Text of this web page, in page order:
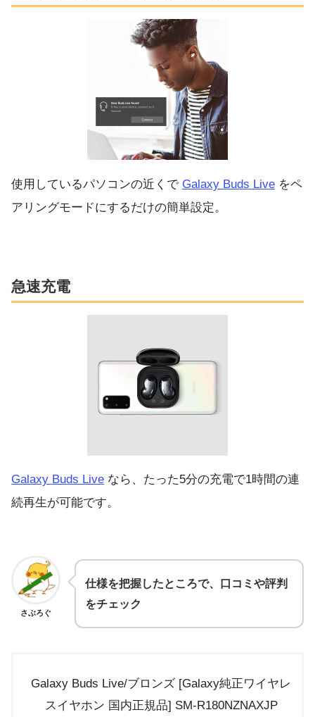
使用しているパソコンの近くで Galaxy Buds Live をペ
アリングモードにするだけの簡単設定。
急速充電
Galaxy Buds Live なら、たった5分の充電で1時間の連
続再生が可能です。
さぶろぐ
仕様を把握したところで、口コミや評判
をチェック
Galaxy Buds Live/ブロンズ [Galaxy純正ワイヤレ
スイヤホン 国内正規品] SM-R180NZNAXJP